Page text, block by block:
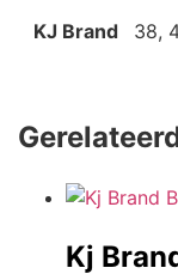
KJ Brand 38,
Kj